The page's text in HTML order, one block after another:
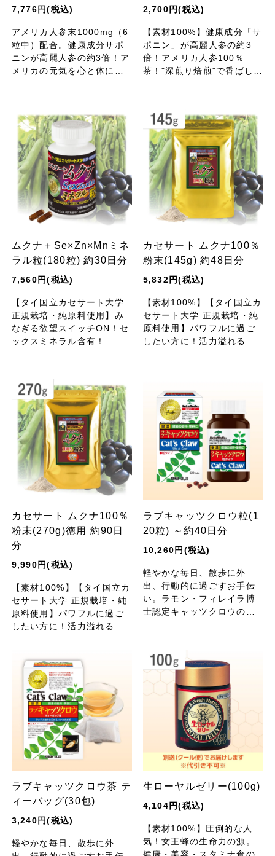
7,776円(税込)
アメリカ人参末1000mg（6
粒中）配合。健康成分サポ
ニンが高麗人参の約3倍！ア
メリカの元気を心と体に。
2,700円(税込)
【素材100%】健康成分「サ
ポニン」が高麗人参の約3
倍！アメリカ人参100％
茶！"深煎り焙煎"で香ばしさ
ムクナ＋Se×Zn×Mnミネ
ラル粒(180粒) 約30日分
7,560円(税込)
【タイ国立カセサート大学
正規栽培・純原料使用】み
なぎる欲望スイッチON！セ
ックスミネラル含有！
カセサート ムクナ100％
粉末(145g) 約48日分
5,832円(税込)
【素材100%】【タイ国立カ
セサート大学 正規栽培・純
原料使用】パワフルに過ご
したい方に！活力溢れる健
カセサート ムクナ100％
粉末(270g)徳用 約90日
分
9,990円(税込)
【素材100%】【タイ国立カ
セサート大学 正規栽培・純
原料使用】パワフルに過ご
したい方に！活力溢れる健
ラブキャッツクロウ粒(1
20粒) ～約40日分
10,260円(税込)
軽やかな毎日、散歩に外
出、行動的に過ごすお手伝
い。ラモン・フィレイラ博
士認定キャッツクロウの樹
しました。
ラブキャッツクロウ茶 テ
ィーバッグ(30包)
3,240円(税込)
軽やかな毎日、散歩に外
生ローヤルゼリー(100g)
4,104円(税込)
【素材100%】圧倒的な人
気！女王蜂の生命力の源。